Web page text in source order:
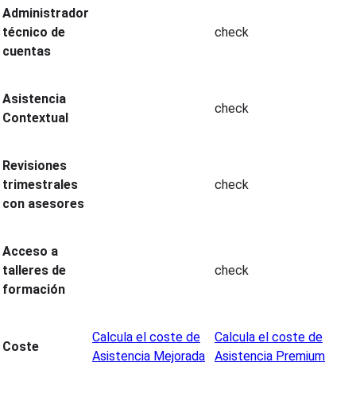
Administrador
técnico de
cuentas
check
Asistencia
Contextual
check
Revisiones
trimestrales
con asesores
check
Acceso a
talleres de
formación
check
Coste
Calcula el coste de
Asistencia Mejorada
Calcula el coste de
Asistencia Premium